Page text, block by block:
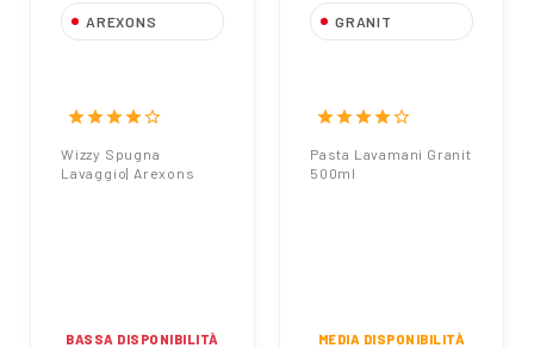
AREXONS
starstarstarstarstar_border
Wizzy Spugna
Lavaggio| Arexons
BASSA DISPONIBILITÀ
GRANIT
500ml
starstarstarstarstar_border
Pasta Lavamani Granit
500ml
MEDIA DISPONIBILITÀ